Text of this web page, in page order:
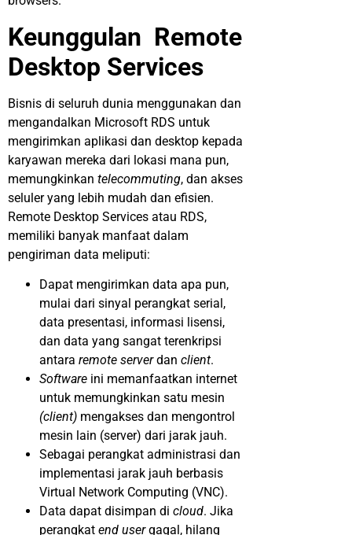
Keunggulan Remote
Desktop Services
Bisnis di seluruh dunia menggunakan dan
mengandalkan Microsoft RDS untuk
mengirimkan aplikasi dan desktop kepada
karyawan mereka dari lokasi mana pun,
memungkinkan telecommuting, dan akses
seluler yang lebih mudah dan efisien.
Remote Desktop Services atau RDS,
memiliki banyak manfaat dalam
pengiriman data meliputi:
Dapat mengirimkan data apa pun,
mulai dari sinyal perangkat serial,
data presentasi, informasi lisensi,
dan data yang sangat terenkripsi
antara remote serverdan client.
Software ini memanfaatkan internet
untuk memungkinkan satu mesin
(client) mengakses dan mengontrol
mesin lain (server) dari jarak jauh.
Sebagai perangkat administrasi dan
implementasi jarak jauh berbasis
Virtual Network Computing (VNC).
Data dapat disimpan di cloud. Jika
perangkat end usergagal, hilang